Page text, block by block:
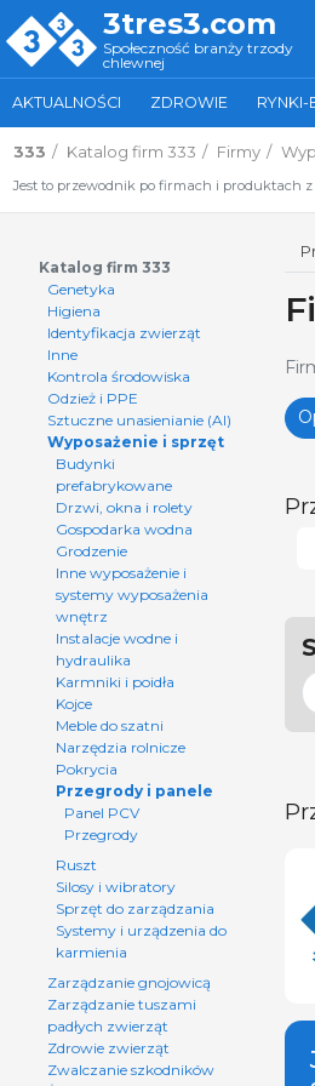
3tres3.com
Społeczność branży trzody
chlewnej
AKTUALNOŚCI ZDROWIE RYNKI-
333 Katalog firm 333 Firmy
Jest to przewodnik po firmach i produktach z
Katalog firm 333
Genetyka
Higiena
Identyfikacja zwierząt
Inne
Kontrola środowiska
Odzież i PPE
Sztuczne unasienianie (AI)
Wyposażenie i sprzęt
Budynki
prefabrykowane
Drzwi, okna i rolety
Gospodarka wodna
Grodzenie
Inne wyposażenie i
systemy wyposażenia
wnętrz
Instalacje wodne i
hydraulika
Karmniki i poidła
Kojce
Meble do szatni
Narzędzia rolnicze
Pokrycia
Przegrody i panele
Panel PCV
Przegrody
Ruszt
Silosy i wibratory
Sprzęt do zarządzania
Systemy i urządzenia do
karmienia
Zarządzanie gnojowicą
Zarządzanie tuszami
padłych zwierząt
Zdrowie zwierząt
Zwalczanie szkodników